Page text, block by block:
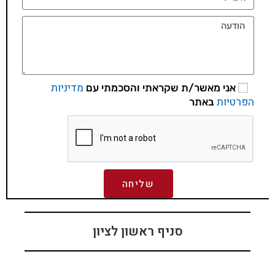
אני מאשר/ת שקראתי והסכמתי עם מדיניות
הפרטיות באתר
שליחה
סניף ראשון לציון